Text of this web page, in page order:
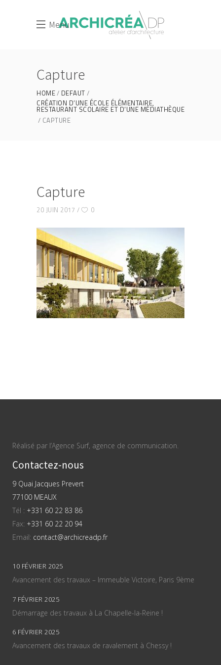
Menu
Capture
HOME
DEFAUT
CRÉATION D’UNE ÉCOLE ÉLÉMENTAIRE,
RESTAURANT SCOLAIRE ET D’UNE MÉDIATHÈQUE
CAPTURE
Capture
20 JUIN 2017 0
Réalisé par l’Agence Surf, agence de communication.
Contactez-nous
9 Quai Jacques Prevert
77100 MEAUX
Tél : +331 60 22 83 86
Fax: +331 60 22 20 94
Email: contact@archicreadp.fr
10 FÉVRIER 2025
Avancement des travaux – Immeuble Victoire, Paris 9ème
7 FÉVRIER 2025
Démarrage des travaux à La Chapelle-la-Reine !
6 FÉVRIER 2025
Avancement des travaux de ravalement à Chessy !